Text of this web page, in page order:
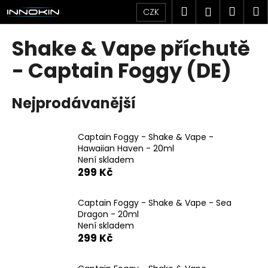
Přejít
na
obsah
CZK Hledat
Shake & Vape příchutě
- Captain Foggy (DE)
Nejprodávanější
Captain Foggy - Shake & Vape -
Hawaiian Haven - 20ml
Není skladem
299 Kč
Captain Foggy - Shake & Vape - Sea
Dragon - 20ml
Není skladem
299 Kč
K
o
C
p
o